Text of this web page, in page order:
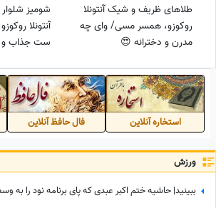
طلاهای ظریف و شیک آنتونلا
روکوزو، همسر مسی/ وای چه
مدرن و دخترانه 😍
شومیز
آنتونلا
ست جذاب و
استخاره آنلاین فال حافظ آنلاین
ورزش